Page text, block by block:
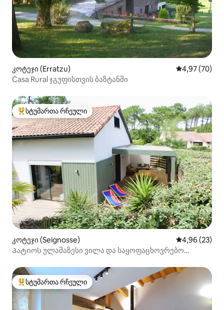
კოტეჯი (Erratzu) საშუალო
4,97 (70)
Casa Rural ჯგუფისთვის ბაზტანში
სტუმართა რჩეული მოწინავე ვარიანტი
სტუმართა რჩეული
კოტეჯი (Seignosse) საშუალო
4,96 (23)
Პატიოს ულამაზესი ვილა და საყოფაცხოვრებო
სტუმართა რჩეული მოწინავე ვარიანტი
სტუმართა რჩეული